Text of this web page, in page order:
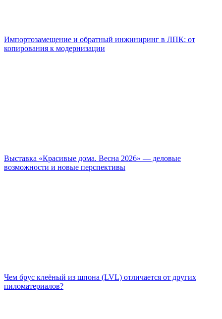
Импортозамещение и обратный инжиниринг в ЛПК: от
копирования к модернизации
Выставка «Красивые дома. Весна 2026» — деловые
возможности и новые перспективы
Чем брус клеёный из шпона (LVL) отличается от других
пиломатериалов?